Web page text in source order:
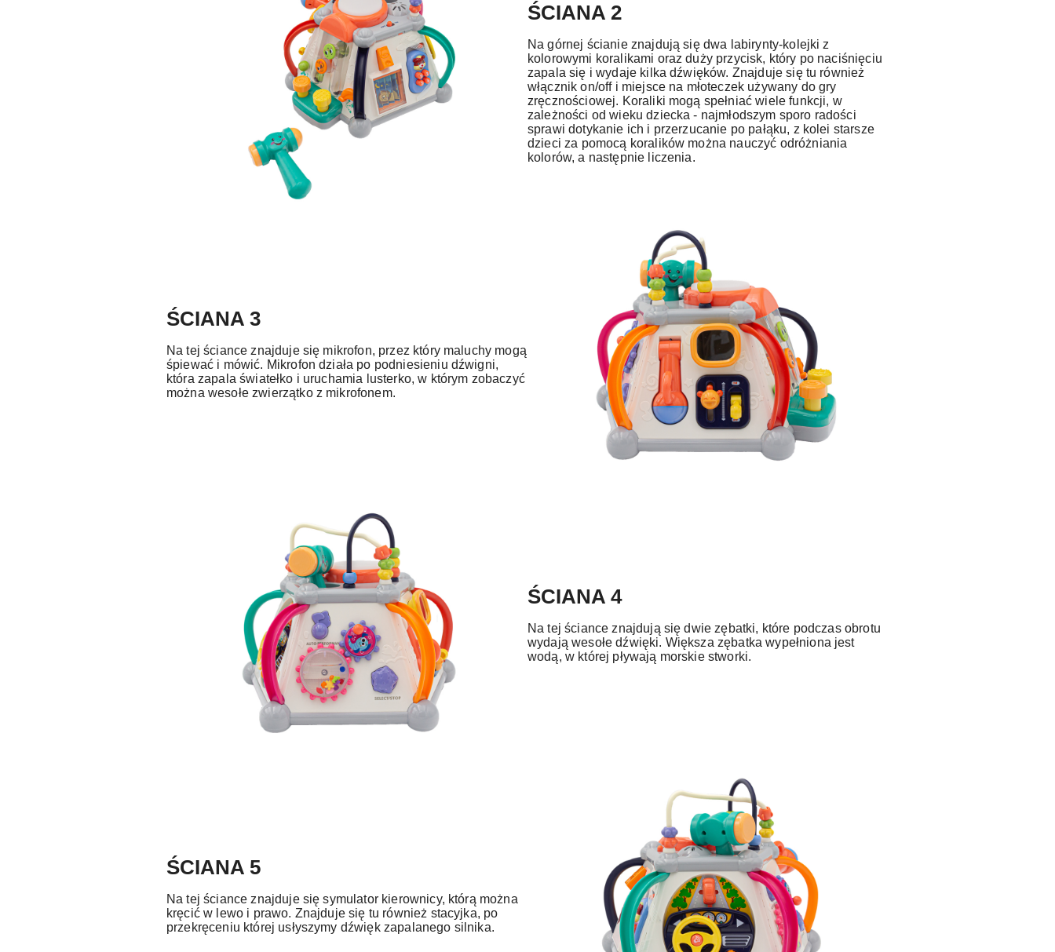
ŚCIANA 2
Na górnej ścianie znajdują się dwa labirynty-kolejki z
kolorowymi koralikami oraz duży przycisk, który po naciśnięciu
zapala się i wydaje kilka dźwięków. Znajduje się tu również
włącznik on/off i miejsce na młoteczek używany do gry
zręcznościowej. Koraliki mogą spełniać wiele funkcji, w
zależności od wieku dziecka - najmłodszym sporo radości
sprawi dotykanie ich i przerzucanie po pałąku, z kolei starsze
dzieci za pomocą koralików można nauczyć odróżniania
kolorów, a następnie liczenia.
ŚCIANA 3
Na tej ściance znajduje się mikrofon, przez który maluchy mogą
śpiewać i mówić. Mikrofon działa po podniesieniu dźwigni,
która zapala światełko i uruchamia lusterko, w którym zobaczyć
można wesołe zwierzątko z mikrofonem.
ŚCIANA 4
Na tej ściance znajdują się dwie zębatki, które podczas obrotu
wydają wesołe dźwięki. Większa zębatka wypełniona jest
wodą, w której pływają morskie stworki.
ŚCIANA 5
Na tej ściance znajduje się symulator kierownicy, którą można
kręcić w lewo i prawo. Znajduje się tu również stacyjka, po
przekręceniu której usłyszymy dźwięk zapalanego silnika.